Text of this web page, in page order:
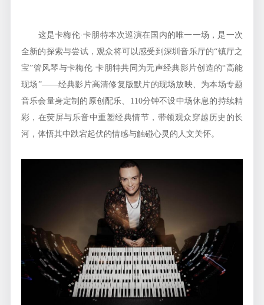
这是卡梅伦·卡朋特本次巡演在国内的唯一一场，是一次
全新的探索与尝试，观众将可以感受到深圳音乐厅的“镇厅之
宝”管风琴与卡梅伦·卡朋特共同为无声经典影片创造的“高能
现场”——经典影片高清修复版默片的现场放映、为本场专题
音乐会量身定制的原创配乐、110分钟不设中场休息的持续精
彩，在荧屏与乐音中重塑经典情节，带领观众穿越历史的长
河，体悟其中跌宕起伏的情感与触碰心灵的人文关怀。